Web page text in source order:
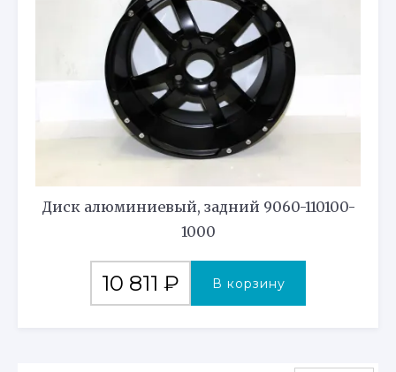
Диск алюминиевый, задний 9060-110100-
1000
10 811 ₽ В корзину